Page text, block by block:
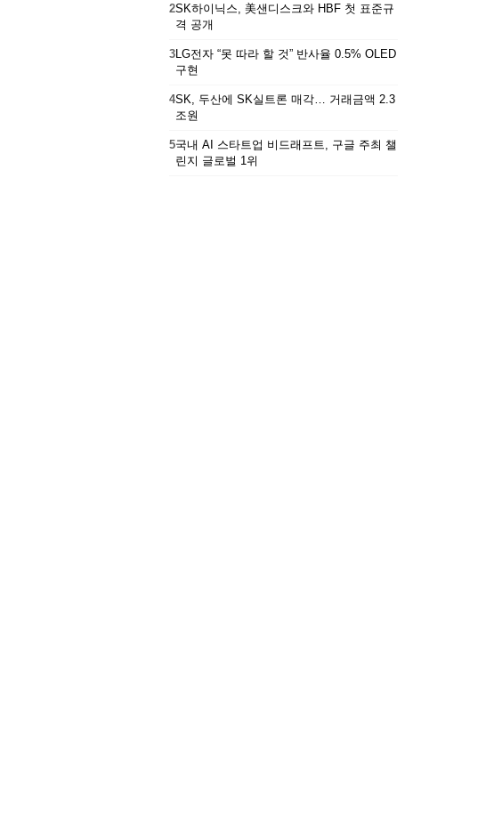
2SK하이닉스, 美샌디스크와 HBF 첫 표준규
격 공개
3LG전자 “못 따라 할 것” 반사율 0.5% OLED
구현
4SK, 두산에 SK실트론 매각… 거래금액 2.3
조원
5국내 AI 스타트업 비드래프트, 구글 주최 챌
린지 글로벌 1위